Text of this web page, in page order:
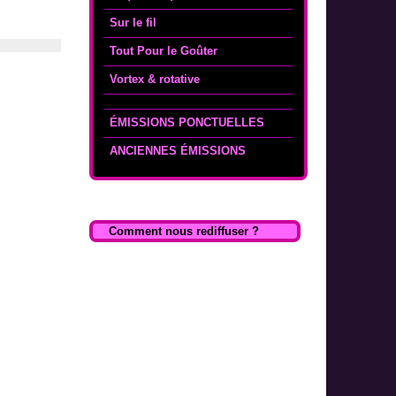
Sur le fil
Tout Pour le Goûter
Vortex & rotative
ÉMISSIONS PONCTUELLES
ANCIENNES ÉMISSIONS
Comment nous rediffuser ?